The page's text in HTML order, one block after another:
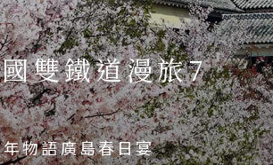
雙鐵道漫旅7
物語廣島春日宴